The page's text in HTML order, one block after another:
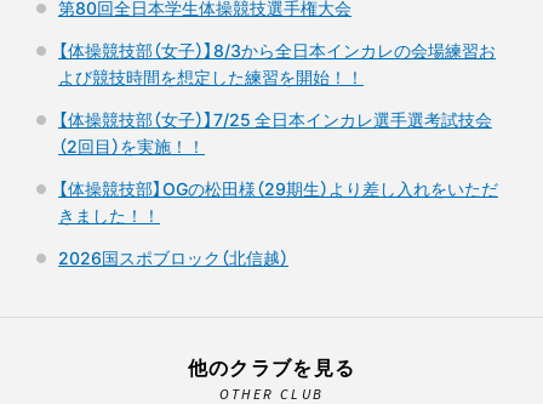
第80回全日本学生体操競技選手権大会
【体操競技部（女子）】8/3から全日本インカレの会場練習お
よび競技時間を想定した練習を開始！！
【体操競技部（女子）】7/25 全日本インカレ選手選考試技会
（2回目）を実施！！
【体操競技部】OGの松田様（29期生）より差し入れをいただ
きました！！
2026国スポブロック（北信越）
他のクラブを見る
OTHER CLUB